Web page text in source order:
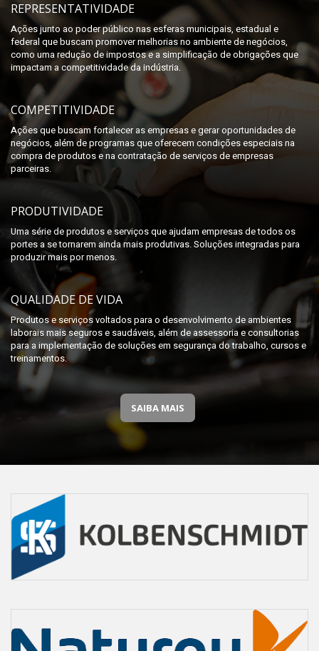
REPRESENTATIVIDADE
Ações junto ao poder público nas esferas municipais, estadual e
federal que buscam promover melhorias no ambiente de negócios,
como uma redução de impostos e a simplificação de obrigações que
impactam a competitividade da indústria.
COMPETITIVIDADE
Ações que buscam fortalecer as empresas e gerar oportunidades de
negócios, além de programas que oferecem condições especiais na
compra de produtos e na contratação de serviços de empresas
parceiras.
PRODUTIVIDADE
Uma série de produtos e serviços que ajudam empresas de todos os
portes a se tornarem ainda mais produtivas. Soluções integradas para
produzir mais por menos.
QUALIDADE DE VIDA
Produtos e serviços voltados para o desenvolvimento de ambientes
laborais mais seguros e saudáveis, além de assessoria e consultorias
para a implementação de soluções em segurança do trabalho, cursos e
treinamentos.
SAIBA MAIS